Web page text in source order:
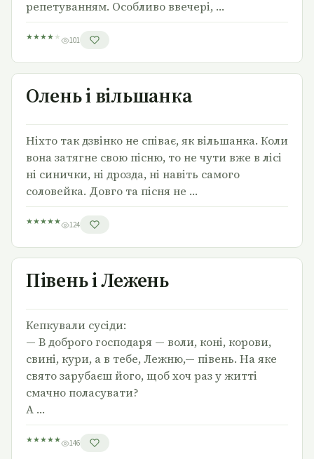
репе­туванням. Особливо ввечері, …
★★★★ ★ 101
Олень i вільшанка
Олень i вільшанка
Ніхто так дзвінко не співає, як вільшанка. Коли
вона затягне свою пісню, то не чути вже в лісі
ні синички, ні дрозда, ні навіть самого
соловейка. Довго та пісня не …
★★★★★ 124
Півень і Лежень
Півень і Лежень
Кепкували сусіди:
— В доброго господаря — воли, коні, корови,
свині, кури, а в тебе, Лежню,— півень. На яке
свято зарубаєш його, щоб хоч раз у житті
смачно поласувати?
А …
★★★★★ 146